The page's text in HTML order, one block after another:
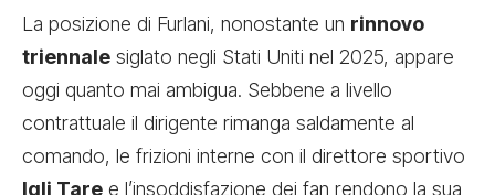
La posizione di Furlani, nonostante un rinnovo
triennale siglato negli Stati Uniti nel 2025, appare
oggi quanto mai ambigua. Sebbene a livello
contrattuale il dirigente rimanga saldamente al
comando, le frizioni interne con il direttore sportivo
Igli Tare e l’insoddisfazione dei fan rendono la sua